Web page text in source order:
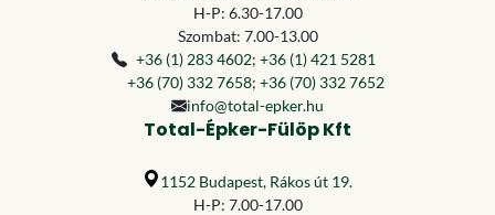
H-P: 6.30-17.00
Szombat: 7.00-13.00
+36 (1) 283 4602; +36 (1) 421 5281
+36 (70) 332 7658; +36 (70) 332 7652
info@total-epker.hu
Total-Épker-Fülöp Kft
1152 Budapest, Rákos út 19.
H-P: 7.00-17.00